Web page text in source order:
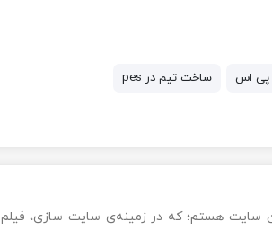
پی اس ساخت تیم در pes
یکی از دو مدیران این سایت هستم؛ که در زمینه‌ی سایت سازی، فیلم